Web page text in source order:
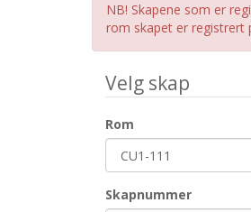
NB! Skapene som er
rom skapet er registrert
Velg skap
Rom
Skapnummer